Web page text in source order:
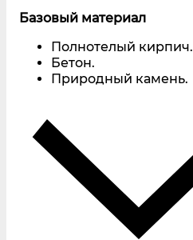
Базовый материал
Полнотелый кирпич.
Бетон.
Природный камень.